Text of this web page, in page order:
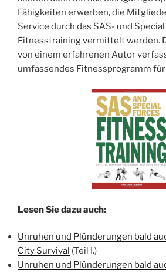
Fähigkeiten erwerben, die
Service durch das SAS- und
Fitnesstraining vermittelt werden.
von einem erfahrenen Autor
umfassendes Fitnessprogramm
Lesen Sie dazu auch:
Unruhen und Plünderungen bald
City Survival (Teil I.)
Unruhen und Plünderungen bald